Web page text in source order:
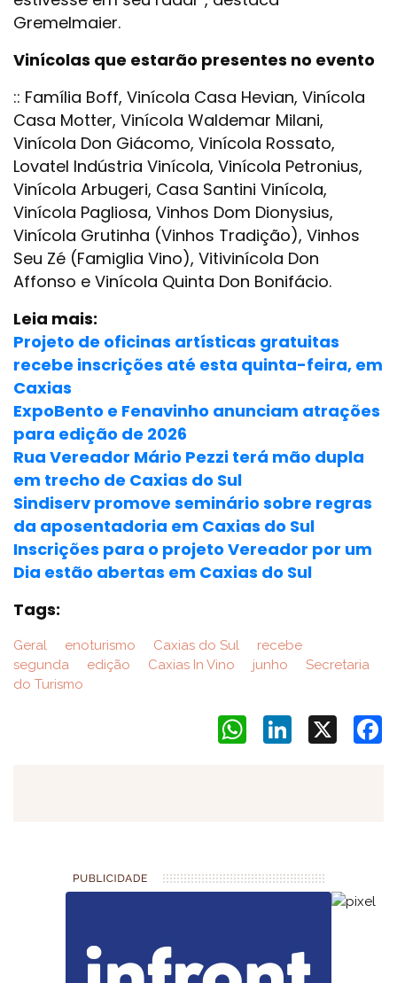
Gremelmaier.
Vinícolas que estarão presentes no evento
:: Família Boff, Vinícola Casa Hevian, Vinícola
Casa Motter, Vinícola Waldemar Milani,
Vinícola Don Giácomo, Vinícola Rossato,
Lovatel Indústria Vinícola, Vinícola Petronius,
Vinícola Arbugeri, Casa Santini Vinícola,
Vinícola Pagliosa, Vinhos Dom Dionysius,
Vinícola Grutinha (Vinhos Tradição), Vinhos
Seu Zé (Famiglia Vino), Vitivinícola Don
Affonso e Vinícola Quinta Don Bonifácio.
Leia mais:
Projeto de oficinas artísticas gratuitas
recebe inscrições até esta quinta-feira, em
Caxias
ExpoBento e Fenavinho anunciam atrações
para edição de 2026
Rua Vereador Mário Pezzi terá mão dupla
em trecho de Caxias do Sul
Sindiserv promove seminário sobre regras
da aposentadoria em Caxias do Sul
Inscrições para o projeto Vereador por um
Dia estão abertas em Caxias do Sul
Tags:
Geral enoturismo Caxias do Sul
recebe
segunda
edição Caxias In Vino junho
Secretaria
do Turismo
LinkedIn
WhatsApp